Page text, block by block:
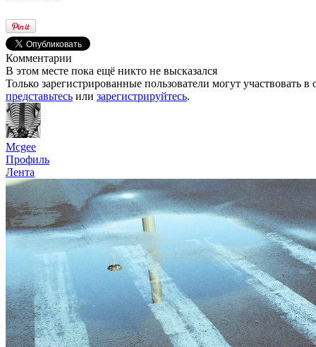
Комментарии
В этом месте пока ещё никто не высказался
Только зарегистрированные пользователи могут
представьтесь или зарегистрируйтесь.
Mcgee
Профиль
Лента